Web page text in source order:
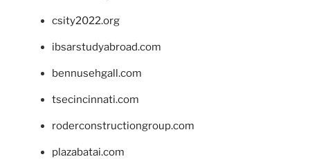
csity2022.org
ibsarstudyabroad.com
bennusehgall.com
tsecincinnati.com
roderconstructiongroup.com
plazabatai.com